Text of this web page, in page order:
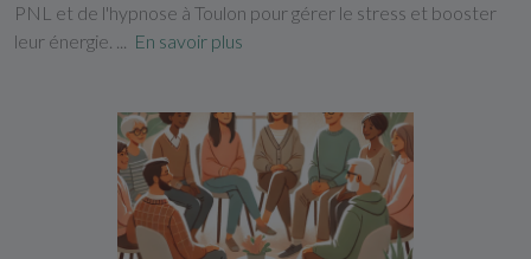
PNL et de l'hypnose à Toulon pour gérer le stress et booster
leur énergie. ...
En savoir plus